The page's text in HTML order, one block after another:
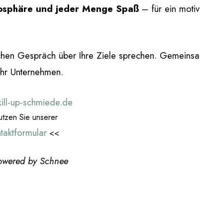
und jeder Menge Spaß – für ein
Gespräch über Ihre Ziele sprechen.
Unternehmen.
up-schmiede.de
Sie unserer
<<
by Schnee